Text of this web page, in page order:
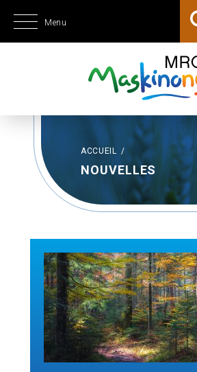
Menu
ACCUEIL /
NOUVELLES